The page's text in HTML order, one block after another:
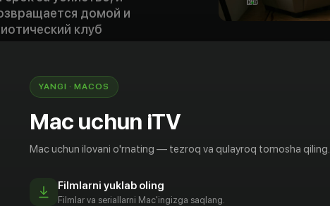
домой и
клуб
рассказывает, что
историю. Мать
на жизнь
юношу и
Вадим тем
сбегает из дома и
в клуб «Родина»
Линькова. Дедов
YANGI · MACOS
Mac uchun iTV
Mac uchun ilovani o'rnating — tezroq va qulayroq tomosha qiling.
Filmlarni yuklab oling
Filmlar va seriallarni Mac'ingizga saqlang.